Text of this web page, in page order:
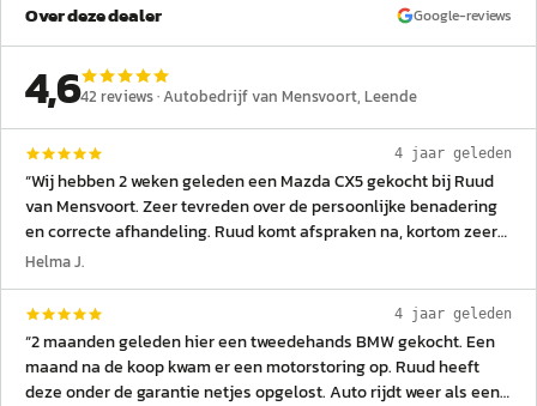
Over deze dealer Google-reviews
4,642 reviews ·Autobedrijf van Mensvoort, Leende
4 jaar geleden
“Wij hebben 2 weken geleden een Mazda CX5 gekocht bij Ruud
van Mensvoort. Zeer tevreden over de persoonlijke benadering
en correcte afhandeling. Ruud komt afspraken na, kortom zeer
betrouwbare garage.
Helma J.
4 jaar geleden
“2 maanden geleden hier een tweedehands BMW gekocht. Een
maand na de koop kwam er een motorstoring op. Ruud heeft
deze onder de garantie netjes opgelost. Auto rijdt weer als een